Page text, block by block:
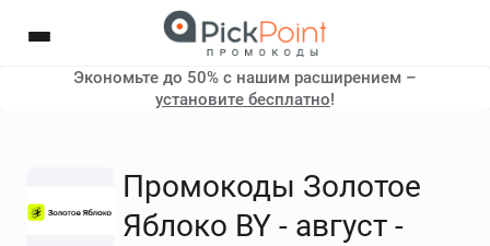
Экономьте до 50% с нашим расширением –
установите бесплатно!
Промокоды Золотое
Яблоко BY - август -